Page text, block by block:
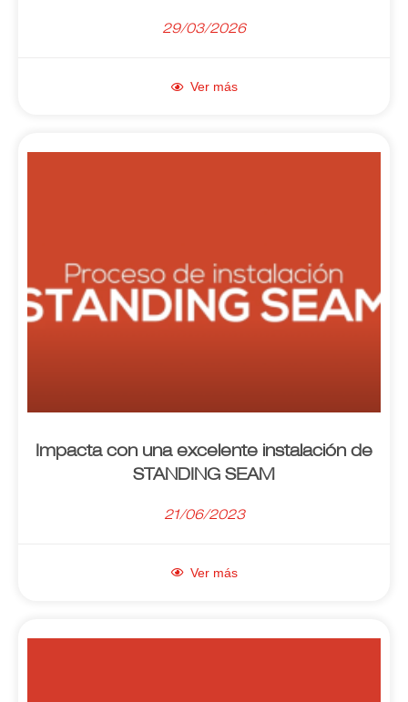
29/03/2026
Ver más
Impacta con una excelente instalación de
STANDING SEAM
21/06/2023
Ver más